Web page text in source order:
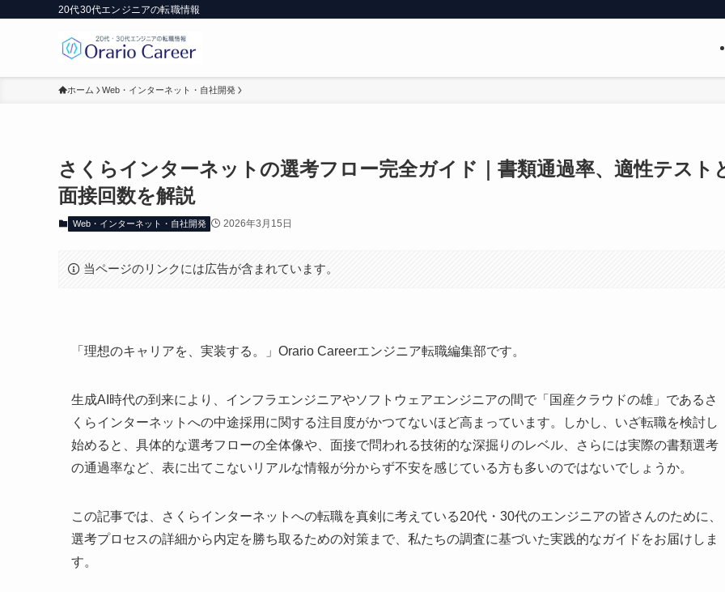
20代30代エンジニアの転職情報
ホーム Web・インターネット・自社開発
さくらインターネットの選考フロー完全ガイド｜書類通過率、適性テスト
面接回数を解説
Web・インターネット・自社開発 2026年3月15日
当ページのリンクには広告が含まれています。
「理想のキャリアを、実装する。」Orario Careerエンジニア転職編集部です。
生成AI時代の到来により、インフラエンジニアやソフトウェアエンジニアの間で「国産クラウドの雄」であるさ
くらインターネットへの中途採用に関する注目度がかつてないほど高まっています。しかし、いざ転職を検討し
始めると、具体的な選考フローの全体像や、面接で問われる技術的な深掘りのレベル、さらには実際の書類選考
の通過率など、表に出てこないリアルな情報が分からず不安を感じている方も多いのではないでしょうか。
この記事では、さくらインターネットへの転職を真剣に考えている20代・30代のエンジニアの皆さんのために、
選考プロセスの詳細から内定を勝ち取るための対策まで、私たちの調査に基づいた実践的なガイドをお届けしま
す。